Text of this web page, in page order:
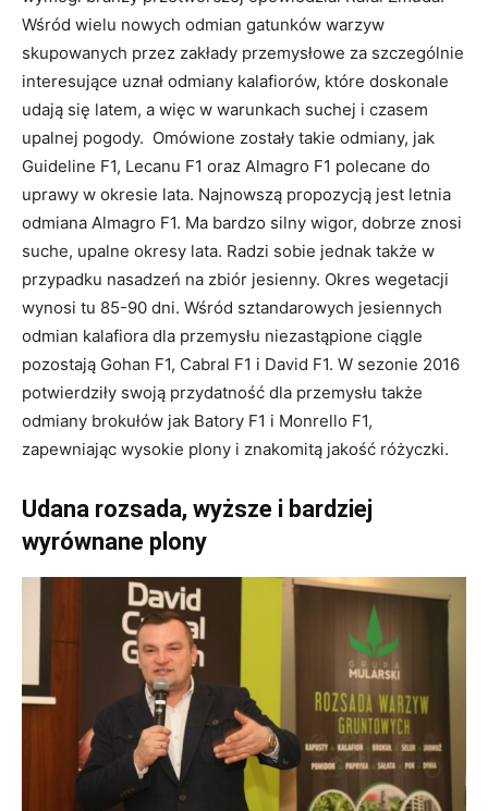
Wśród wielu nowych odmian gatunków warzyw
skupowanych przez zakłady przemysłowe za szczególnie
interesujące uznał odmiany kalafiorów, które doskonale
udają się latem, a więc w warunkach suchej i czasem
upalnej pogody. Omówione zostały takie odmiany, jak
Guideline F1, Lecanu F1 oraz Almagro F1 polecane do
uprawy w okresie lata. Najnowszą propozycją jest letnia
odmiana Almagro F1. Ma bardzo silny wigor, dobrze znosi
suche, upalne okresy lata. Radzi sobie jednak także w
przypadku nasadzeń na zbiór jesienny. Okres wegetacji
wynosi tu 85-90 dni. Wśród sztandarowych jesiennych
odmian kalafiora dla przemysłu niezastąpione ciągle
pozostają Gohan F1, Cabral F1 i David F1. W sezonie 2016
potwierdziły swoją przydatność dla przemysłu także
odmiany brokułów jak Batory F1 i Monrello F1,
zapewniając wysokie plony i znakomitą jakość różyczki.
Udana rozsada, wyższe i bardziej
wyrównane plony